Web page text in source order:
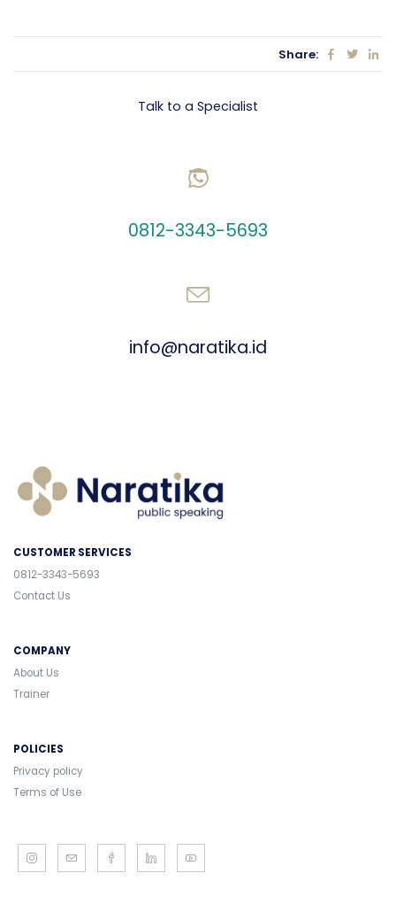
Share:
Let's talk Business
Talk to a Specialist
0812-3343-5693
info@naratika.id
CUSTOMER SERVICES
0812-3343-5693
Contact Us
COMPANY
About Us
Trainer
POLICIES
Privacy policy
Terms of Use